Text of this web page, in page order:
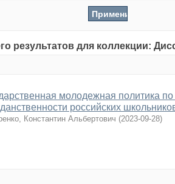
результатов для коллекции:
молодежная политика
российских
Константин Альбертович (2023-09-28)